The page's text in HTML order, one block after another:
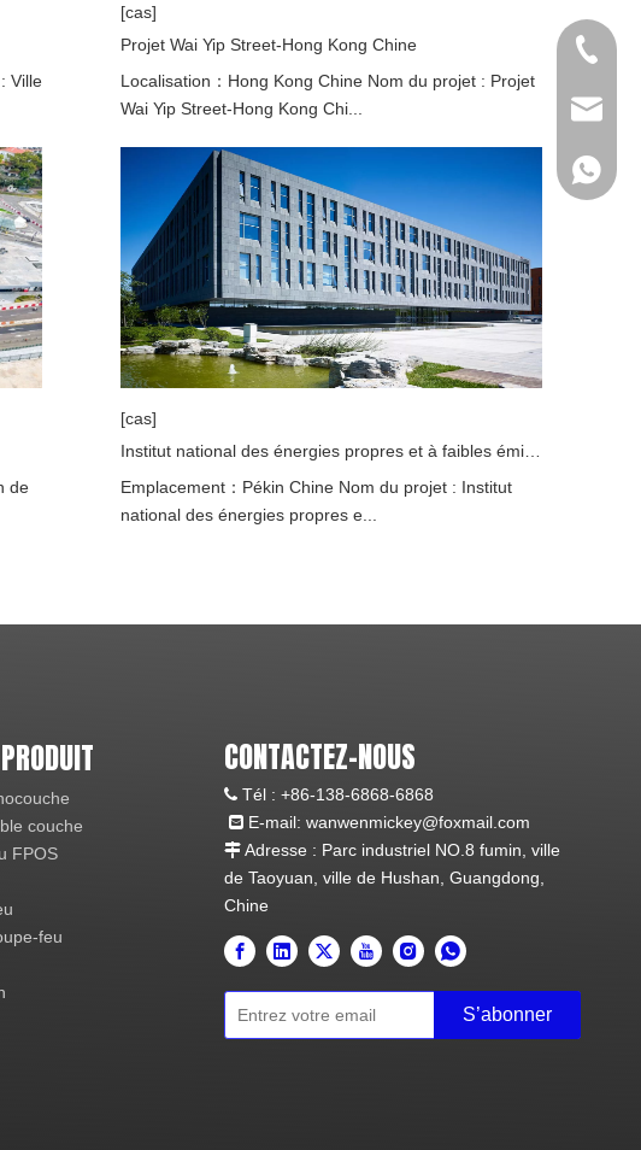
Ville
[cas]
Projet Wai Yip Street-Hong Kong Chine
Localisation：Hong Kong Chine Nom du projet : Projet
Wai Yip Street-Hong Kong Chi...
de
[cas]
Emplacement：Pékin Chine Nom du projet : Institut
national des énergies propres e...
+86-
+86-
couche
FPOS
feu
CONTACTEZ-NOUS
 Tél : +86-138-6868-6868
 E-mail: wanwenmickey@foxmail.com
 Adresse : Parc industriel NO.8 fumin, ville
de Taoyuan, ville de Hushan, Guangdong,
Chine
S’abonner